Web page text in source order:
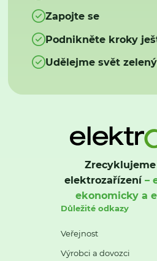
Zapojte se
Podnikněte kroky
Udělejme svět
elektrozařízení–
ekonomicky a
Důležité odkazy
Veřejnost
Výrobci a dovozci